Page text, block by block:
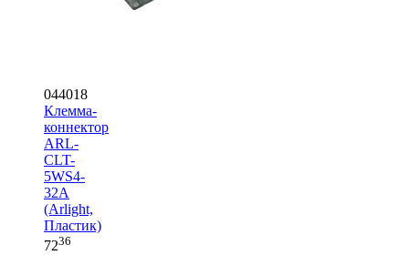
044018
Клемма-
коннектор
ARL-
CLT-
5WS4-
32A
(Arlight,
Пластик)
7236